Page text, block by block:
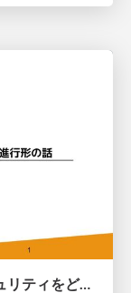
ボトムアップ文化が強い組織で セキュリティをどう根付かせていくかの現在進行形の話 / Making Security Stick in a Bottom-Up Organization